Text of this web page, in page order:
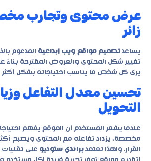
عرض محتوى وتجارب
زائر
يساعد تصميم مواقع ويب إبداعية المدعوم
تغيير شكل المحتوى والعروض المقترحة بناءً
يرى كل شخص ما يناسب احتياجاته بشكل أكثر
تحسين معدل التفاعل
التحويل
عندما يشعر المستخدم أن الموقع يفهم
مخصصة، يزداد تفاعله مع المحتوى ويصبح أكثر
القرار. ولهذا تعتمد براندي ستوديو على